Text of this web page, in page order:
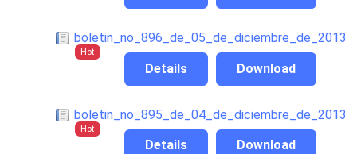
boletin_no_896_de_05_de_diciembre_de_2013
Hot
Download
Details
boletin_no_895_de_04_de_diciembre_de_2013
Hot
Download
Details